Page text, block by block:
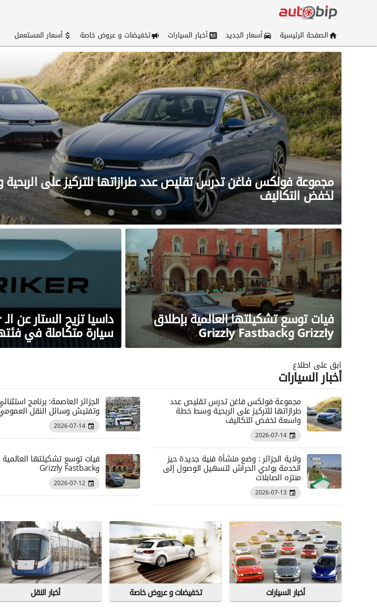
الصفحة الرئيسية
أسعار الجديد أخبار السيارات تخفيضات و عروض خاصة أسعار المستعمل
مجموعة فولكس فاغن تدرس تقليص عدد طرازاتها للتركيز على
لخفض التكاليف
فيات توسع تشكيلتها العالمية بإطلاق
Grizzly وGrizzly Fastback سيارة متكاملة في
ابق على اطلاع
أخبار السيارات
مجموعة فولكس فاغن تدرس تقليص عدد
طرازاتها للتركيز على الربحية وسط خطة
واسعة لخفض التكاليف
2026-07-14
الجزائر العاصمة: برنامج
وتفتيش وسائل النقل
2026-07-14
ولاية الجزائر : وضع منشأة فنية جديدة حيز
الخدمة بوادي الحراش لتسهيل الوصول إلى
منتزه الصابلات
2026-07-13
وGrizzly Fastback
2026-07-12
أخبار السيارات تخفيضات و عروض خاصة أخبار النقل